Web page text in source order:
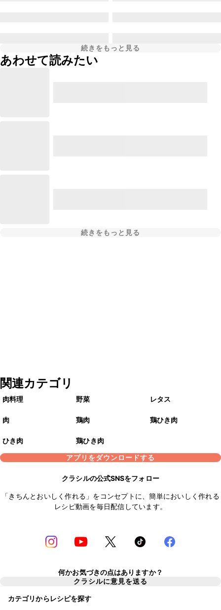
続きをもっと見る
あわせて読みたい
続きをもっと見る
関連カテゴリ
肉料理 野菜 レタス
肉 鶏肉 鶏ひき肉
ひき肉
鶏ひき肉
アプリをダウンロードする
クラシルの公式SNSをフォロー
「きちんとおいしく作れる」をコンセプトに、簡単においしく作れる
レシピ動画を毎日配信しています。
何かお気づきの点はありますか？
クラシルに意見を送る
カテゴリからレシピを探す